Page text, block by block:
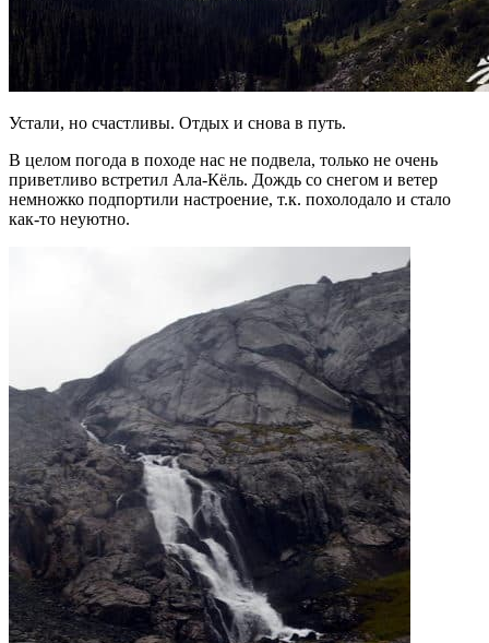
Устали, но счастливы. Отдых и снова в путь.
В целом погода в походе нас не подвела, только не очень
приветливо встретил Ала-Кёль. Дождь со снегом и ветер
немножко подпортили настроение, т.к. похолодало и стало
как-то неуютно.